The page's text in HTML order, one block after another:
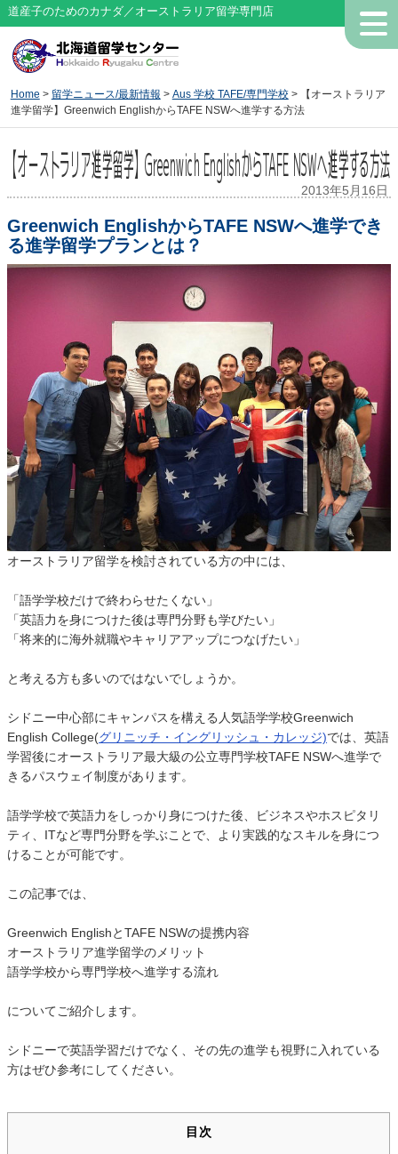
道産子のためのカナダ／オーストラリア留学専門店
Home > 留学ニュース/最新情報 > Aus 学校 TAFE/専門学校> 【オーストラリア
進学留学】Greenwich EnglishからTAFE NSWへ進学する方法
【オーストラリア進学留学】Greenwich EnglishからTAFE NSWへ進学する方法
2013年5月16日
Greenwich EnglishからTAFE NSWへ進学でき
る進学留学プランとは？
オーストラリア留学を検討されている方の中には、
「語学学校だけで終わらせたくない」
「英語力を身につけた後は専門分野も学びたい」
「将来的に海外就職やキャリアアップにつなげたい」
と考える方も多いのではないでしょうか。
シドニー中心部にキャンパスを構える人気語学学校Greenwich
English College(グリニッチ・イングリッシュ・カレッジ)では、英語
学習後にオーストラリア最大級の公立専門学校TAFE NSWへ進学で
きるパスウェイ制度があります。
語学学校で英語力をしっかり身につけた後、ビジネスやホスピタリ
ティ、ITなど専門分野を学ぶことで、より実践的なスキルを身につ
けることが可能です。
この記事では、
Greenwich EnglishとTAFE NSWの提携内容
オーストラリア進学留学のメリット
語学学校から専門学校へ進学する流れ
についてご紹介します。
シドニーで英語学習だけでなく、その先の進学も視野に入れている
方はぜひ参考にしてください。
目次